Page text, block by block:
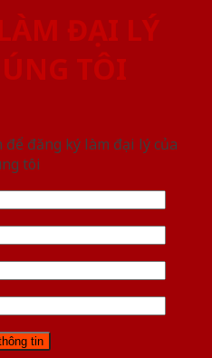
ĐẠI LÝ
TÔI
đăng ký làm đại lý của
tôi